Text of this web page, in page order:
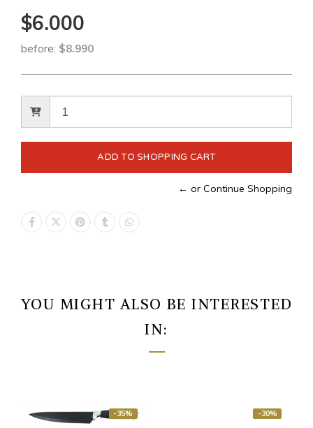
$6.000
before: $8.990
← or Continue Shopping
YOU MIGHT ALSO BE INTERESTED
IN:
-35% -30%